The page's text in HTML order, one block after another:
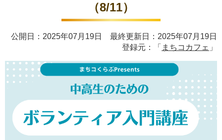
（8/11）
公開日：2025年07月19日 最終更新日：2025年07月19日
登録元：「 まちコカフェ 」